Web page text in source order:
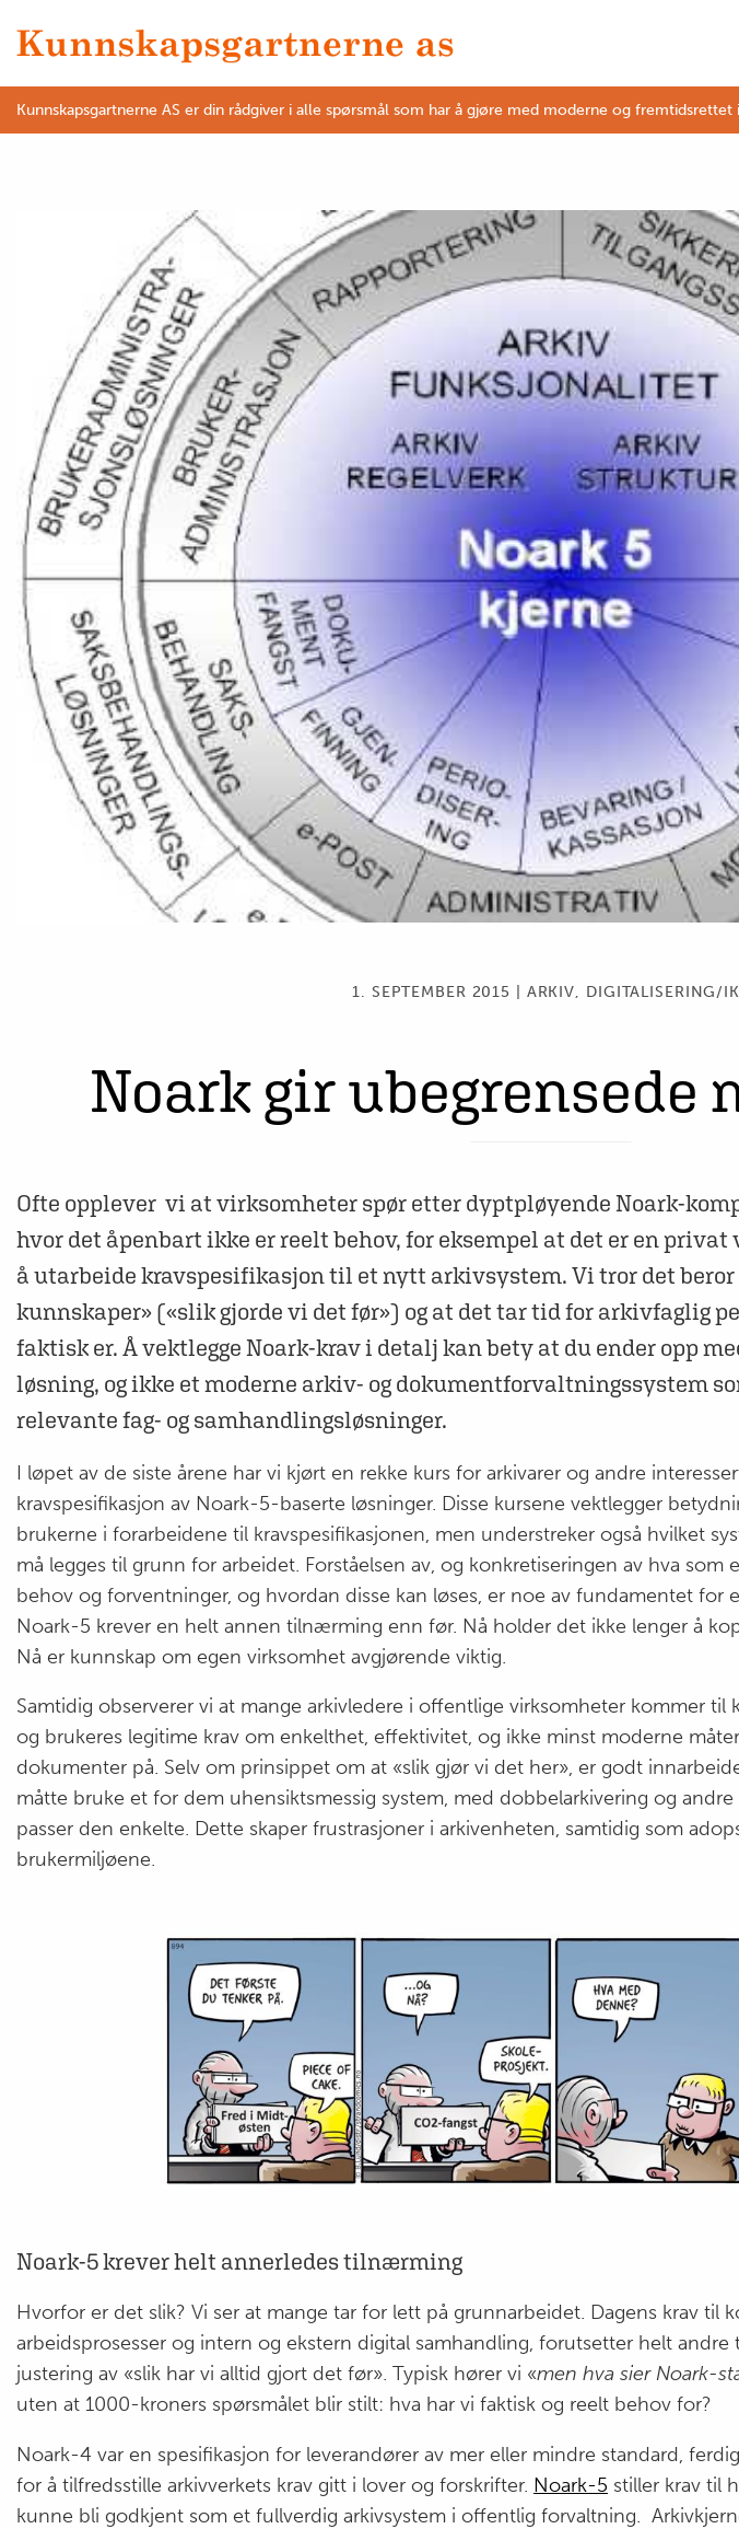
Kunnskapsgartnerne AS er din rådgiver i alle spørsmål som har å gjøre med moderne og
1. SEPTEMBER 2015 | ARKIV, DIGITALISERING/
Noark gir ubegrensede
Ofte opplever vi at virksomheter spør etter dyptpløyende Noark-
hvor det åpenbart ikke er reelt behov, for eksempel at det er en
å utarbeide kravspesifikasjon til et nytt arkivsystem. Vi tror det beror
kunnskaper» («slik gjorde vi det før») og at det tar tid for arkivfaglig
faktisk er. Å vektlegge Noark-krav i detalj kan bety at du ender opp
løsning, og ikke et moderne arkiv- og dokumentforvaltningssystem
relevante fag- og samhandlingsløsninger.
I løpet av de siste årene har vi kjørt en rekke kurs for arkivarer og andre
kravspesifikasjon av Noark-5-baserte løsninger. Disse kursene vektlegger
brukerne i forarbeidene til kravspesifikasjonen, men understreker også hvilket
må legges til grunn for arbeidet. Forståelsen av, og konkretiseringen av hva som
behov og forventninger, og hvordan disse kan løses, er noe av fundamentet for
Noark-5 krever en helt annen tilnærming enn før. Nå holder det ikke lenger å
Nå er kunnskap om egen virksomhet avgjørende viktig.
Samtidig observerer vi at mange arkivledere i offentlige virksomheter kommer
og brukeres legitime krav om enkelthet, effektivitet, og ikke minst moderne
dokumenter på. Selv om prinsippet om at «slik gjør vi det her», er godt
måtte bruke et for dem uhensiktsmessig system, med dobbelarkivering og
passer den enkelte. Dette skaper frustrasjoner i arkivenheten, samtidig som
brukermiljøene.
Noark-5 krever helt annerledes tilnærming
Hvorfor er det slik? Vi ser at mange tar for lett på grunnarbeidet. Dagens krav til
arbeidsprosesser og intern og ekstern digital samhandling, forutsetter helt
justering av «slik har vi alltid gjort det før». Typisk hører vi «men hva sier Noark-
uten at 1000-kroners spørsmålet blir stilt: hva har vi faktisk og reelt behov for?
Noark-4 var en spesifikasjon for leverandører av mer eller mindre standard,
for å tilfredsstille arkivverkets krav gitt i lover og forskrifter. Noark-5 stiller krav til
kunne bli godkjent som et fullverdig arkivsystem i offentlig forvaltning.